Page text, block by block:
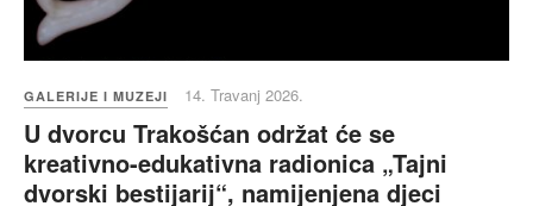
GALERIJE I MUZEJI 14. Travanj 2026.
U dvorcu Trakošćan održat će se
kreativno-edukativna radionica „Tajni
dvorski bestijarij“, namijenjena djeci